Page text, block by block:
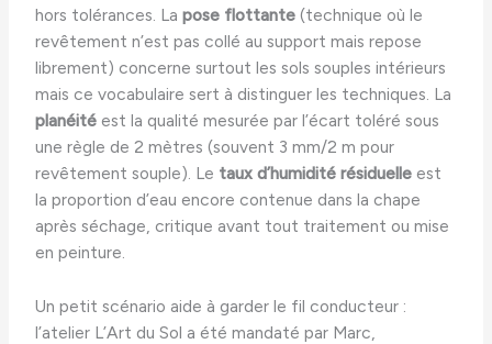
hors tolérances. Lapose flottante (technique où le
revêtement n’est pas collé au support mais repose
librement) concerne surtout les sols souples intérieurs
mais ce vocabulaire sert à distinguer les techniques. La
planéité est la qualité mesurée par l’écart toléré sous
une règle de 2 mètres (souvent 3 mm/2 m pour
revêtement souple). Le taux d’humidité résiduelle est
la proportion d’eau encore contenue dans la chape
après séchage, critique avant tout traitement ou mise
en peinture.
Un petit scénario aide à garder le fil conducteur :
l’atelier L’Art du Sol a été mandaté par Marc,